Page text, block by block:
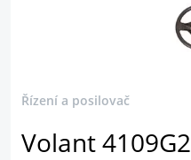
Řízení a posilovač
Volant 4109G2